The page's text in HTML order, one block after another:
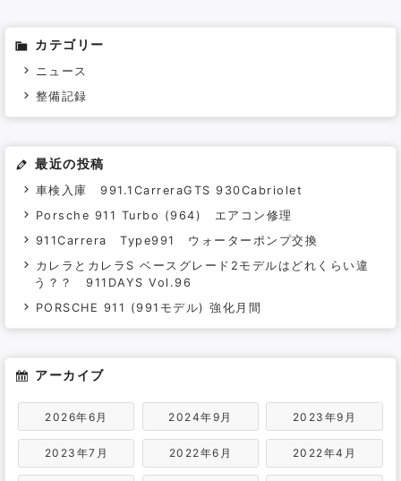
カテゴリー
ニュース
整備記録
最近の投稿
車検入庫 991.1CarreraGTS 930Cabriolet
Porsche 911 Turbo (964) エアコン修理
911Carrera Type991 ウォーターポンプ交換
カレラとカレラS ベースグレード2モデルはどれくらい違
う？？ 911DAYS Vol.96
PORSCHE 911 (991モデル) 強化月間
アーカイブ
2026年6月 2024年9月 2023年9月
2023年7月 2022年6月 2022年4月